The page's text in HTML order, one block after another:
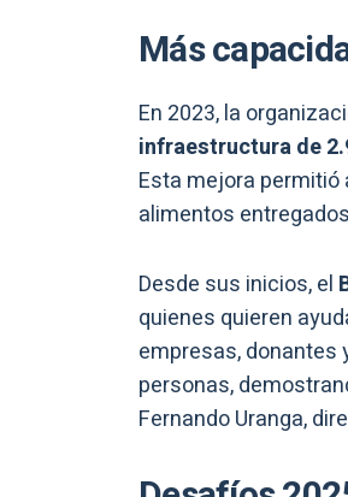
Más
En 2023, la
infraestructura de
Esta mejora
alimentos
Desde sus inicios, el
quienes quieren
empresas, donantes
personas,
Fernando Uranga,